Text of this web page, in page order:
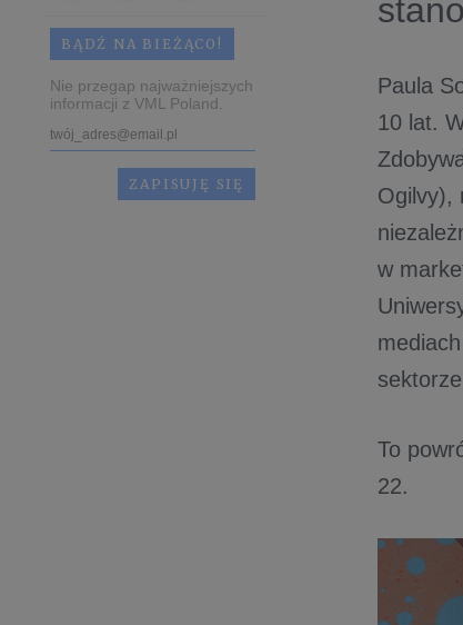
BĄDŹ NA BIEŻĄCO!
Nie przegap najważniejszych
informacji z VML Poland.
Paula
10 lat.
Ogilvy),
w
To
22.